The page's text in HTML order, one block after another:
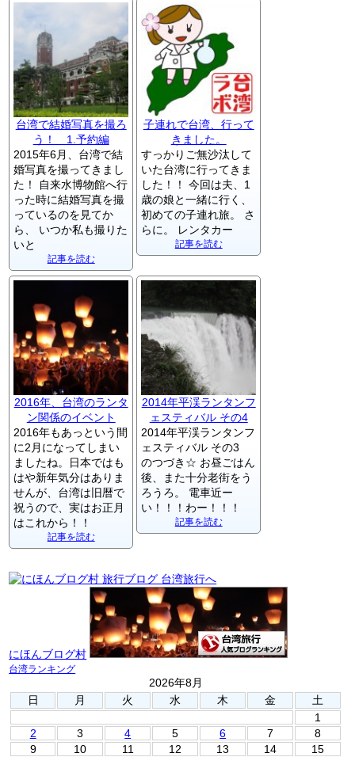
台湾で結婚写真を撮ろ
う！ 1.予約編
2015年6月、台湾で結
婚写真を撮ってきまし
た！ 自来水博物館へ行
った時に結婚写真を撮
っているのを見てか
ら、 いつか私も撮りた
いと
記事を読む
子連れで台湾、行って
きました。
すっかりご無沙汰して
いた台湾に行ってきま
した！！ 今回は夫、1
歳の娘と一緒に行く、
初めての子連れ旅。 さ
らに。 レンタカー
記事を読む
2016年、台湾のランタ
ン関係のイベント
2016年もあっという間
に2月になってしまい
ましたね。日本ではも
はや新年気分はありま
せんが、台湾は旧暦で
祝うので、実はお正月
はこれから！！
記事を読む
2014年平渓ランタンフ
ェスティバル その4
2014年平渓ランタンフ
ェスティバル その3
のつづき☆ お昼ごはん
後、また十分老街をう
ろうろ。 電車近ー
い！！！わー！！！
記事を読む
にほんブログ村
台湾ランキング
2026年8月
日
月 火 水 木 金
土
1
2
3 4 5 6 7
8
9
10 11 12 13 14
15